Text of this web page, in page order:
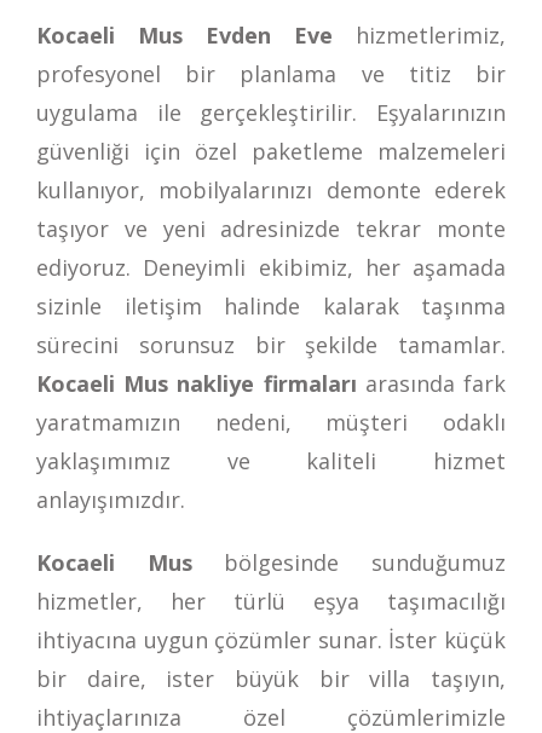
Kocaeli Mus Evden Eve hizmetlerimiz,
profesyonel bir planlama ve titiz bir
uygulama ile gerçekleştirilir. Eşyalarınızın
güvenliği için özel paketleme malzemeleri
kullanıyor, mobilyalarınızı demonte ederek
taşıyor ve yeni adresinizde tekrar monte
ediyoruz. Deneyimli ekibimiz, her aşamada
sizinle iletişim halinde kalarak taşınma
sürecini sorunsuz bir şekilde tamamlar.
Kocaeli Mus nakliye firmaları arasında fark
yaratmamızın nedeni, müşteri odaklı
yaklaşımımız ve kaliteli hizmet
anlayışımızdır.
Kocaeli Mus bölgesinde sunduğumuz
hizmetler, her türlü eşya taşımacılığı
ihtiyacına uygun çözümler sunar. İster küçük
bir daire, ister büyük bir villa taşıyın,
ihtiyaçlarınıza özel çözümlerimizle